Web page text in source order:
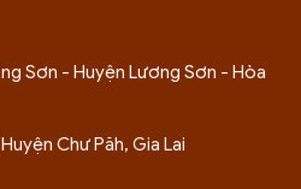
Sơn - Huyện Lương Sơn - Hòa
Chư Păh, Gia Lai